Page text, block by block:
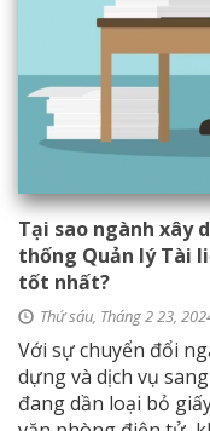
Tại sao ngành xây
thống Quản lý Tài
tốt nhất?
Thứ sáu, Tháng 2 23,
Với sự chuyển đổi
dựng và dịch vụ
đang dần loại bỏ